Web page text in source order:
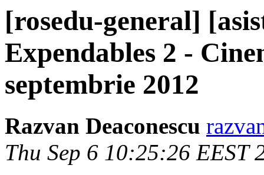
[rosedu-general]
Expendables 2 -
septembrie 2012
Razvan Deaconescu
Thu Sep 6 10:25:26 EEST